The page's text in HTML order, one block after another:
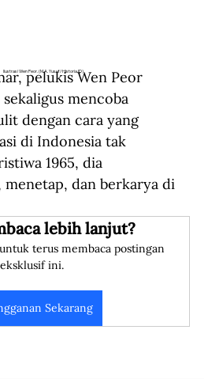
Ilustrasi Wen Peor. (M.A. Yusuf/Historia.ID).
pelukis Wen Peor
mencoba
dengan cara yang
di Indonesia tak
1965, dia
dan berkarya di
lebih lanjut?
terus membaca postingan
eksklusif ini.
Sekarang